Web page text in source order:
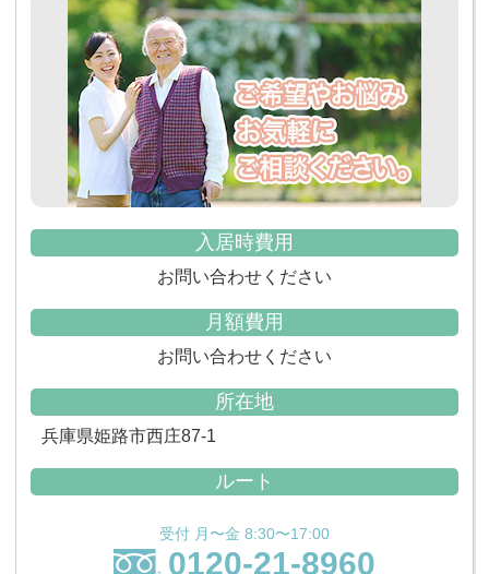
入居時費用
お問い合わせください
月額費用
お問い合わせください
所在地
兵庫県姫路市西庄87-1
ルート
受付 月〜金 8:30〜17:00
0120-21-8960